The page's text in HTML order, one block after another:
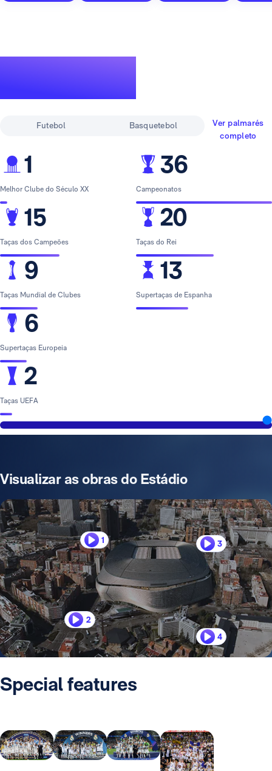
Futebol Basquetebol
Ver palmarés
completo
1
Melhor Clube do Século XX
15
Taças dos Campeões
9
Taças Mundial de Clubes
6
Supertaças Europeia
2
Taças UEFA
36
Campeonatos
20
Taças do Rei
13
Supertaças de Espanha
Visualizar as obras do Estádio
1
2
3
4
Special features